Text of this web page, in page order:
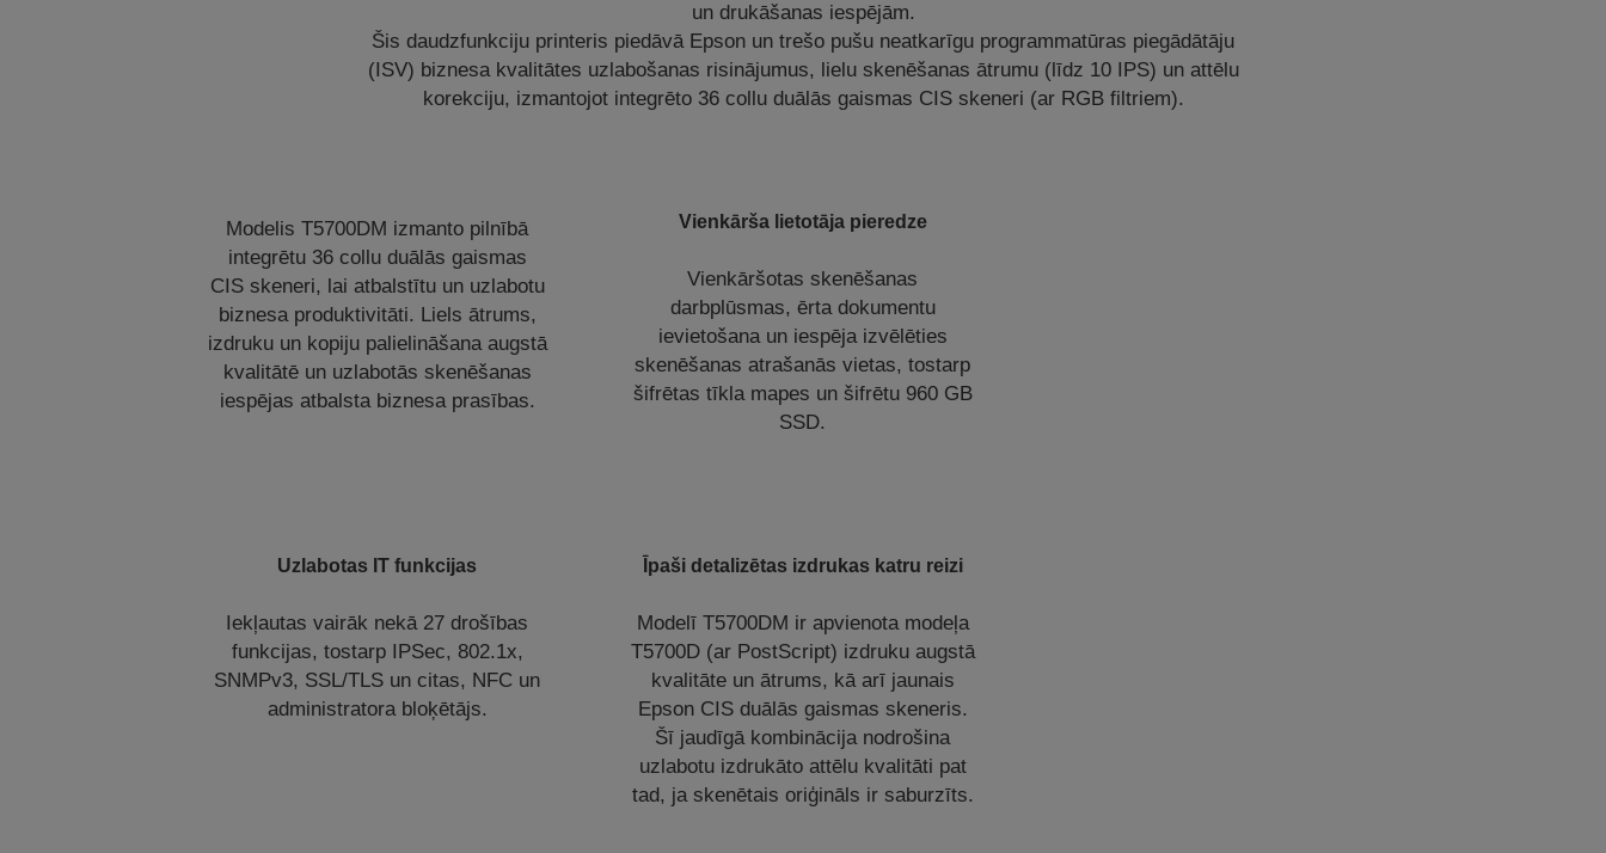
un drukāšanas iespējām.
Šis daudzfunkciju printeris piedāvā Epson un trešo pušu neatkarīgu programmatūras piegādātāju
(ISV) biznesa kvalitātes uzlabošanas risinājumus, lielu skenēšanas ātrumu (līdz 10 IPS) un attēlu
korekciju, izmantojot integrēto 36 collu duālās gaismas CIS skeneri (ar RGB filtriem).
Modelis T5700DM izmanto pilnībā
integrētu 36 collu duālās gaismas
CIS skeneri, lai atbalstītu un uzlabotu
biznesa produktivitāti. Liels ātrums,
izdruku un kopiju palielināšana augstā
kvalitātē un uzlabotās skenēšanas
iespējas atbalsta biznesa prasības.
Vienkārša lietotāja pieredze
Vienkāršotas skenēšanas
darbplūsmas, ērta dokumentu
ievietošana un iespēja izvēlēties
skenēšanas atrašanās vietas, tostarp
šifrētas tīkla mapes un šifrētu 960 GB
SSD.
Uzlabotas IT funkcijas
Iekļautas vairāk nekā 27 drošības
funkcijas, tostarp IPSec, 802.1x,
SNMPv3, SSL/TLS un citas, NFC un
administratora bloķētājs.
Īpaši detalizētas izdrukas katru reizi
Modelī T5700DM ir apvienota modeļa
T5700D (ar PostScript) izdruku augstā
kvalitāte un ātrums, kā arī jaunais
Epson CIS duālās gaismas skeneris.
Šī jaudīgā kombinācija nodrošina
uzlabotu izdrukāto attēlu kvalitāti pat
tad, ja skenētais oriģināls ir saburzīts.